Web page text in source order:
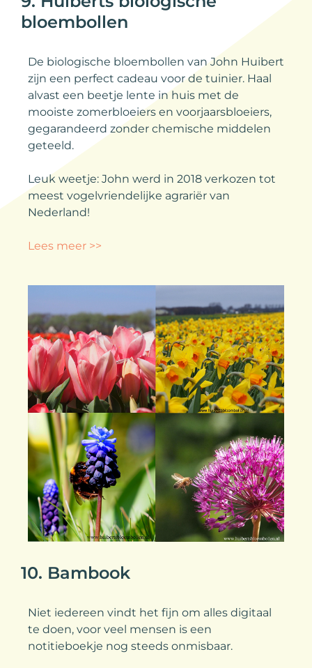
bloembollen
De biologische bloembollen van John Huibert
zijn een perfect cadeau voor de tuinier. Haal
alvast een beetje lente in huis met de
mooiste zomerbloeiers en voorjaarsbloeiers,
gegarandeerd zonder chemische middelen
geteeld.
Leuk weetje: John werd in 2018 verkozen tot
meest vogelvriendelijke agrariër van
Nederland!
Lees meer >>
10. Bambook
Niet iedereen vindt het fijn om alles digitaal
te doen, voor veel mensen is een
notitieboekje nog steeds onmisbaar.